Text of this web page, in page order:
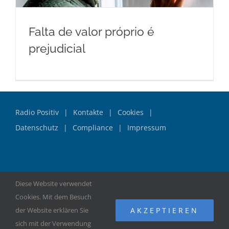
Falta de valor próprio é
prejudicial
Radio Positiv Kontakte
Cookies
Datenschutz
Compliance Impressum
© Copyright2026 | Hilfszentrum Universal | Alle Rechte
vorbehalten
Facebook
Diese Website verwendet
Cookies. Mit dem Besuch
der Website erklären Sie
sich mit der Verwendung
AKZEPTIEREN